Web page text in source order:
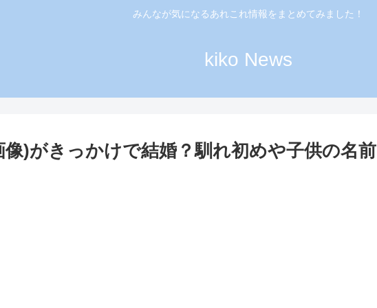
みんなが気になるあれこれ情報をまとめてみました！
kiko News
)がきっかけで結婚？馴れ初めや子供の名前